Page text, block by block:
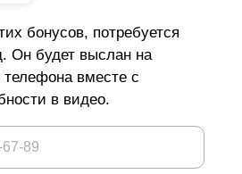
бонусов, потребуется
Он будет выслан на
вместе с
в видео.